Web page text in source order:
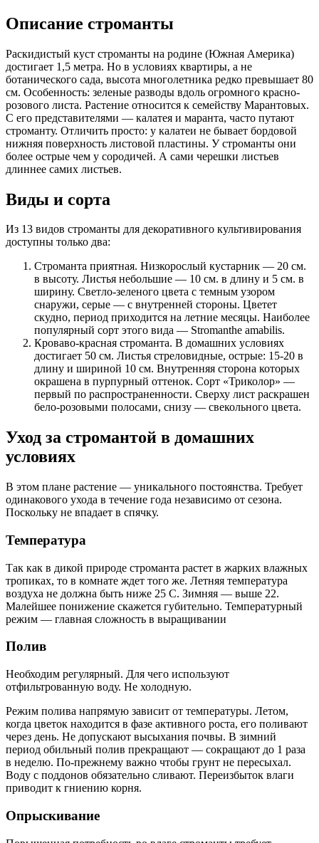
Описание строманты
Раскидистый куст строманты на родине (Южная Америка)
достигает 1,5 метра. Но в условиях квартиры, а не
ботанического сада, высота многолетника редко превышает 80
см. Особенность: зеленые разводы вдоль огромного красно-
розового листа. Растение относится к семейству Марантовых.
С его представителями — калатея и маранта, часто путают
строманту. Отличить просто: у калатеи не бывает бордовой
нижняя поверхность листовой пластины. У строманты они
более острые чем у сородичей. А сами черешки листьев
длиннее самих листьев.
Виды и сорта
Из 13 видов строманты для декоративного культивирования
доступны только два:
Строманта приятная. Низкорослый кустарник — 20 см.
в высоту. Листья небольшие — 10 см. в длину и 5 см. в
ширину. Светло-зеленого цвета с темным узором
снаружи, серые — с внутренней стороны. Цветет
скудно, период приходится на летние месяцы. Наиболее
популярный сорт этого вида — Stromanthe amabilis.
Кроваво-красная строманта. В домашних условиях
достигает 50 см. Листья стреловидные, острые: 15-20 в
длину и шириной 10 см. Внутренняя сторона которых
окрашена в пурпурный оттенок. Сорт «Триколор» —
первый по распространенности. Сверху лист раскрашен
бело-розовыми полосами, снизу — свекольного цвета.
Уход за стромантой в домашних
условиях
В этом плане растение — уникального постоянства. Требует
одинакового ухода в течение года независимо от сезона.
Поскольку не впадает в спячку.
Температура
Так как в дикой природе строманта растет в жарких влажных
тропиках, то в комнате ждет того же. Летняя температура
воздуха не должна быть ниже 25 С. Зимняя — выше 22.
Малейшее понижение скажется губительно. Температурный
режим — главная сложность в выращивании
Полив
Необходим регулярный. Для чего используют
отфильтрованную воду. Не холодную.
Режим полива напрямую зависит от температуры. Летом,
когда цветок находится в фазе активного роста, его поливают
через день. Не допускают высыхания почвы. В зимний
период обильный полив прекращают — сокращают до 1 раза
в неделю. По-прежнему важно чтобы грунт не пересыхал.
Воду с поддонов обязательно сливают. Переизбыток влаги
приводит к гниению корня.
Опрыскивание